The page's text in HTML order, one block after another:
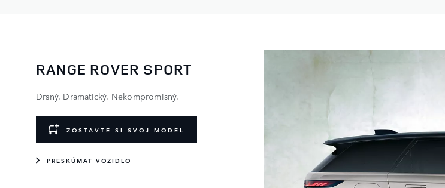
RANGE ROVER SPORT
Drsný. Dramatický. Nekompromisný.
ZOSTAVTE SI SVOJ MODEL
PRESKÚMAŤ VOZIDLO